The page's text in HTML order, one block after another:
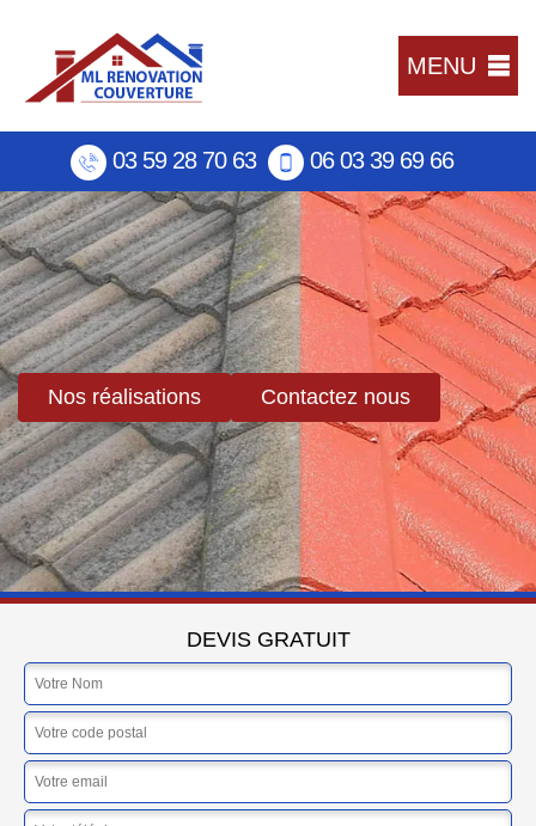
MENU
03 59 28 70 63 06 03 39 69 66
Nos réalisations Contactez nous
DEVIS GRATUIT